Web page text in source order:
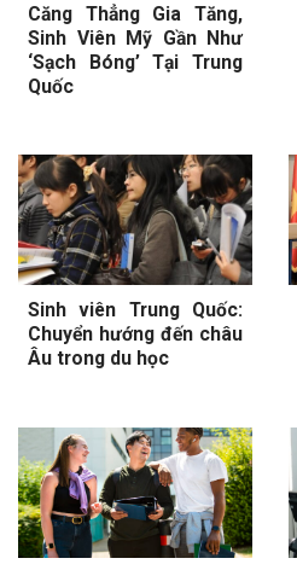
Căng Thẳng Gia Tăng,
Sinh Viên Mỹ Gần Như
‘Sạch Bóng’ Tại Trung
Quốc
Sinh viên Trung Quốc:
Chuyển hướng đến châu
Âu trong du học